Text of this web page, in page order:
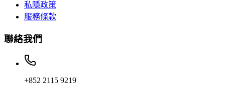
私隱政策
服務條款
聯絡我們
+852 2115 9219